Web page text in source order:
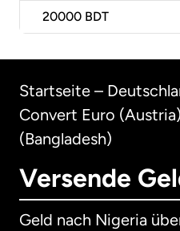
20000 BDT
Startseite –
Convert Euro
(Bangladesh)
Versende
Geld nach Nigeria